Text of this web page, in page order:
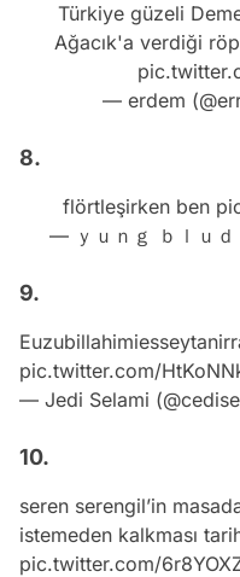
Türkiye güzeli
Ağacık'a verdiği
— erdem
8.
flörtleşirken ben
— ｙｕｎｇ ｂｌｕ
9.
pic.twitter.com/
— Jedi Selami
10.
seren serengil’in
istemeden kalkması
pic.twitter.com/